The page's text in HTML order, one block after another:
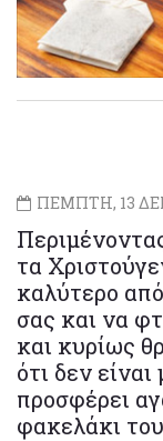
ΠΕΜΠΤΗ, 13
τα
καλύτερο
σας και να
και κυρίως
ότι δεν
προσφέρει
φακελάκι